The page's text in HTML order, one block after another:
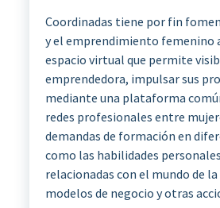
Coordinadas tiene por fin
y el emprendimiento femenino
espacio virtual que permite
emprendedora, impulsar sus
mediante una plataforma
redes profesionales entre
demandas de formación en
como las habilidades
relacionadas con el mundo de
modelos de negocio y otras